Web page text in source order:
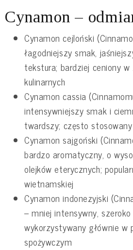
Cynamon –
Cynamon cejloński
łagodniejszy smak,
tekstura; bardziej ceniony
kulinarnych
Cynamon cassia
intensywniejszy smak i
twardszy; często
Cynamon sajgoński
bardzo aromatyczny, o
olejków eterycznych;
wietnamskiej
Cynamon indonezyjski
– mniej intensywny,
wykorzystywany głównie w
spożywczym